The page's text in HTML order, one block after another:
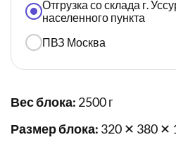
Отгрузка со склада г.
населенного пункта
ПВЗ Москва
Вес блока: 2500 г
Размер блока: 320 ✕ 380 ✕